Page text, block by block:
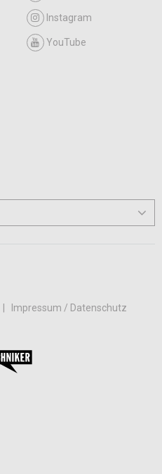
Instagram
YouTube
Impressum / Datenschutz